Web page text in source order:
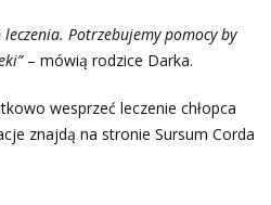
leczenia. Potrzebujemy pomocy by
– mówią rodzice Darka.
wesprzeć leczenie chłopca
znajdą na stronie Sursum Corda